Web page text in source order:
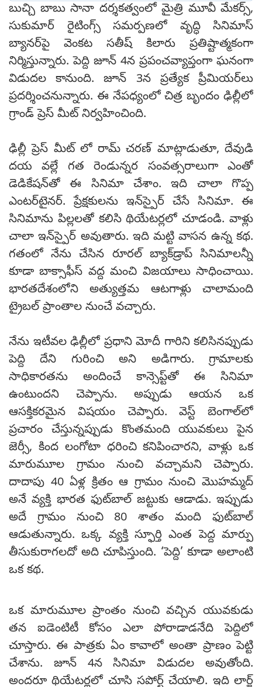
బుచ్చి బాబు సానా దర్శకత్వంలో మైత్రి మూవీ మేకర్స్,
సుకుమార్ రైటింగ్స్ సమర్పణలో వృద్ధి సినిమాస్
బ్యానర్‌పై వెంకట సతీష్ కిలారు ప్రతిష్టాత్మకంగా
నిర్మిస్తున్నారు. పెద్ది జూన్ 4న ప్రపంచవ్యాప్తంగా ఘనంగా
విడుదల కానుంది. జూన్ 3న ప్రత్యేక ప్రీమియర్‌లు
ప్రదర్శించనున్నారు. ఈ నేపధ్యంలో చిత్ర బృందం ఢిల్లీలో
గ్రాండ్ ప్రెస్ మీట్ నిర్వహించింది.
ఢిల్లీ ప్రెస్ మీట్ లో రామ్ చరణ్ మాట్లాడుతూ, దేవుడి
దయ వల్లే గత రెండున్నర సంవత్సరాలుగా ఎంతో
డెడికేషన్‌తో ఈ సినిమా చేశాం. ఇది చాలా గొప్ప
ఎంటర్‌టైనర్. ప్రేక్షకులను ఇన్‌స్పైర్ చేసే సినిమా. ఈ
సినిమాను పిల్లలతో కలిసి థియేటర్లలో చూడండి. వాళ్లు
చాలా ఇన్‌స్పైర్ అవుతారు. ఇది మట్టి వాసన ఉన్న కథ.
గతంలో నేను చేసిన రూరల్ బ్యాక్‌డ్రాప్ సినిమాలన్నీ
కూడా బాక్సాఫీస్ వద్ద మంచి విజయాలు సాధించాయి.
భారతదేశంలోని అత్యుత్తమ ఆటగాళ్లు చాలామంది
ట్రైబల్ ప్రాంతాల నుంచే వచ్చారు.
నేను ఇటీవల ఢిల్లీలో ప్రధాని మోదీ గారిని కలిసినప్పుడు
పెద్ది దేని గురించి అని అడిగారు. గ్రామాలకు
సాధికారతను అందించే కాన్సెప్ట్‌తో ఈ సినిమా
ఉంటుందని చెప్పాను. అప్పుడు ఆయన ఒక
ఆసక్తికరమైన విషయం చెప్పారు. వెస్ట్ బెంగాల్‌లో
ప్రచారం చేస్తున్నప్పుడు కొంతమంది యువకులు పైన
జెర్సీ, కింద లంగోటా ధరించి కనిపించారని, వాళ్లు ఒక
మారుమూల గ్రామం నుంచి వచ్చామని చెప్పారు.
దాదాపు 40 ఏళ్ల క్రితం ఆ గ్రామం నుంచి మొహమ్మద్
అనే వ్యక్తి భారత ఫుట్‌బాల్ జట్టుకు ఆడాడు. ఇప్పుడు
అదే గ్రామం నుంచి 80 శాతం మంది ఫుట్‌బాల్
ఆడుతున్నారు. ఒక్క వ్యక్తి స్ఫూర్తి ఎంత పెద్ద మార్పు
తీసుకురాగలదో అది చూపిస్తుంది. ‘పెద్ది’ కూడా అలాంటి
ఒక కథ.
ఒక మారుమూల ప్రాంతం నుంచి వచ్చిన యువకుడు
తన ఐడెంటిటీ కోసం ఎలా పోరాడాడనేది పెద్దిలో
చూస్తారు. ఈ పాత్రకు ఏం కావాలో అంతా ప్రాణం పెట్టి
చేశాను. జూన్ 4న సినిమా విడుదల అవుతోంది.
అందరూ థియేటర్లలో చూసి సపోర్ట్ చేయాలి. ఇది లార్జ్